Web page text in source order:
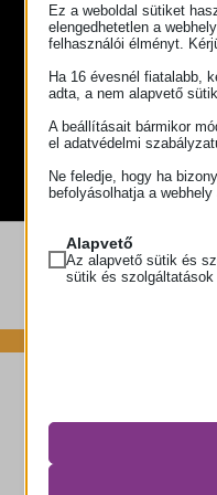
Ez a weboldal sütiket
elengedhetetlen a
felhasználói élményt.
Ha 16 évesnél fiatalabb,
adta, a nem alapvető
A beállításait bármikor
el adatvédelmi
Ne feledje, hogy ha
befolyásolhatja a
Alapvető
Az alapvető sütik és
sütik és szolgáltatások